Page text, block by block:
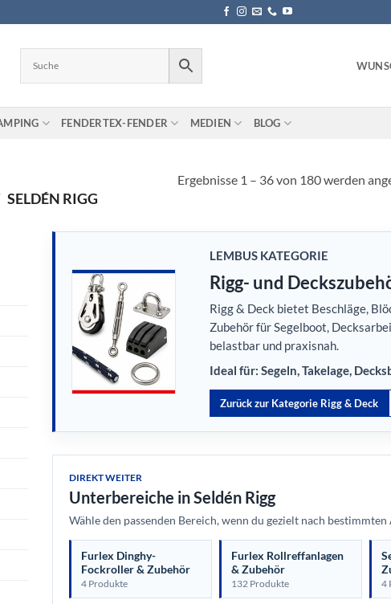
FENDERTEX-FENDER MEDIEN BLOG
SELDÉN RIGG
Ergebnisse 1 – 36 von 180 werden
LEMBUS KATEGORIE
Rigg- und
Rigg & Deck bietet Beschläge,
Zubehör für Segelboot,
belastbar und praxisnah.
Ideal für: Segeln, Takelage,
Zurück zur Kategorie Rigg & Deck
DIREKT WEITER
Unterbereiche in Seldén Rigg
Wähle den passenden Bereich, wenn du gezielt nach
Furlex Dinghy-
Fockroller & Zubehör
4 Produkte
Furlex Rollreffanlagen
& Zubehör
132 Produkte 4